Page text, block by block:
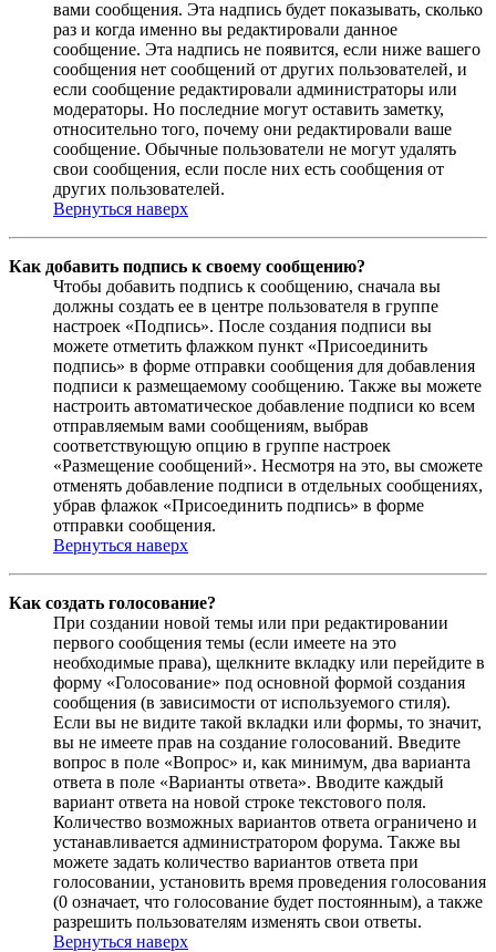
вами сообщения. Эта надпись будет показывать, сколько
раз и когда именно вы редактировали данное
сообщение. Эта надпись не появится, если ниже вашего
сообщения нет сообщений от других пользователей, и
если сообщение редактировали администраторы или
модераторы. Но последние могут оставить заметку,
относительно того, почему они редактировали ваше
сообщение. Обычные пользователи не могут удалять
свои сообщения, если после них есть сообщения от
других пользователей.
Вернуться наверх
Как добавить подпись к своему сообщению?
Чтобы добавить подпись к сообщению, сначала вы
должны создать ее в центре пользователя в группе
настроек «Подпись». После создания подписи вы
можете отметить флажком пункт «Присоединить
подпись» в форме отправки сообщения для добавления
подписи к размещаемому сообщению. Также вы можете
настроить автоматическое добавление подписи ко всем
отправляемым вами сообщениям, выбрав
соответствующую опцию в группе настроек
«Размещение сообщений». Несмотря на это, вы сможете
отменять добавление подписи в отдельных сообщениях,
убрав флажок «Присоединить подпись» в форме
отправки сообщения.
Вернуться наверх
Как создать голосование?
При создании новой темы или при редактировании
первого сообщения темы (если имеете на это
необходимые права), щелкните вкладку или перейдите в
форму «Голосование» под основной формой создания
сообщения (в зависимости от используемого стиля).
Если вы не видите такой вкладки или формы, то значит,
вы не имеете прав на создание голосований. Введите
вопрос в поле «Вопрос» и, как минимум, два варианта
ответа в поле «Варианты ответа». Вводите каждый
вариант ответа на новой строке текстового поля.
Количество возможных вариантов ответа ограничено и
устанавливается администратором форума. Также вы
можете задать количество вариантов ответа при
голосовании, установить время проведения голосования
(0 означает, что голосование будет постоянным), а также
разрешить пользователям изменять свои ответы.
Вернуться наверх